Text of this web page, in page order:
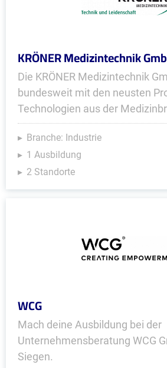
KRÖNER Medizintechnik
Die KRÖNER Medizintechnik
bundesweit mit den neusten
Technologien aus der
Branche: Industrie
1 Ausbildung
2 Standorte
WCG
Mach deine Ausbildung bei der
Unternehmensberatung WCG
Siegen.